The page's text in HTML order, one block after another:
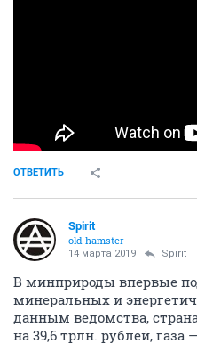
ОТВЕТИТЬ
Spirit
old hamster
14 марта 2019 Spirit
В минприроды впервые
минеральных и
данным ведомства,
на 39,6 трлн. рублей, газа